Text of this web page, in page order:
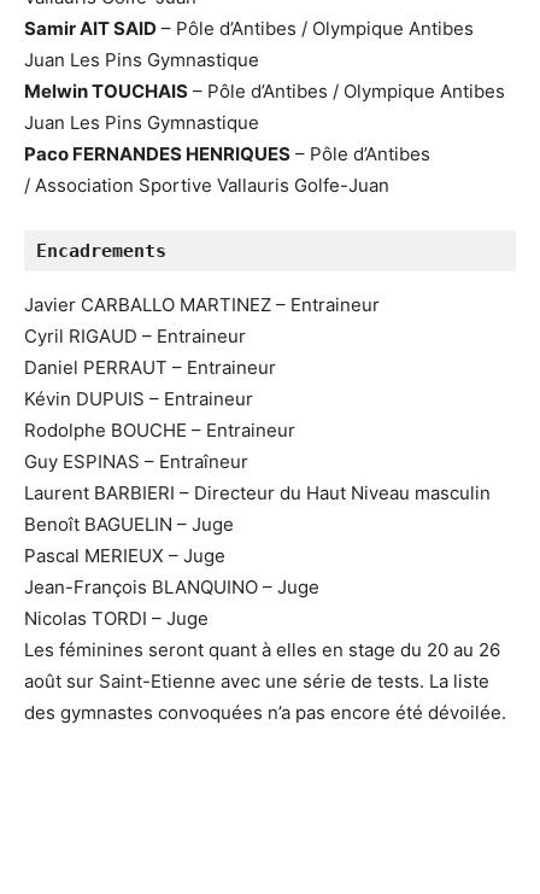
Samir AIT SAID – Pôle d’Antibes / Olympique Antibes
Juan Les Pins Gymnastique
Melwin TOUCHAIS – Pôle d’Antibes / Olympique Antibes
Juan Les Pins Gymnastique
Paco FERNANDES HENRIQUES – Pôle d’Antibes
/ Association Sportive Vallauris Golfe-Juan
Encadrements
Javier CARBALLO MARTINEZ – Entraineur
Cyril RIGAUD – Entraineur
Daniel PERRAUT – Entraineur
Kévin DUPUIS – Entraineur
Rodolphe BOUCHE – Entraineur
Guy ESPINAS – Entraîneur
Laurent BARBIERI – Directeur du Haut Niveau masculin
Benoît BAGUELIN – Juge
Pascal MERIEUX – Juge
Jean-François BLANQUINO – Juge
Nicolas TORDI – Juge
Les féminines seront quant à elles en stage du 20 au 26
août sur Saint-Etienne avec une série de tests. La liste
des gymnastes convoquées n’a pas encore été dévoilée.